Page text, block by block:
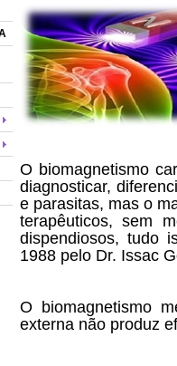
O biomagnetismo
diagnosticar,
e parasitas, mas o
terapêuticos, sem
dispendiosos, tudo
1988 pelo Dr. Issac
O biomagnetismo
externa não produz